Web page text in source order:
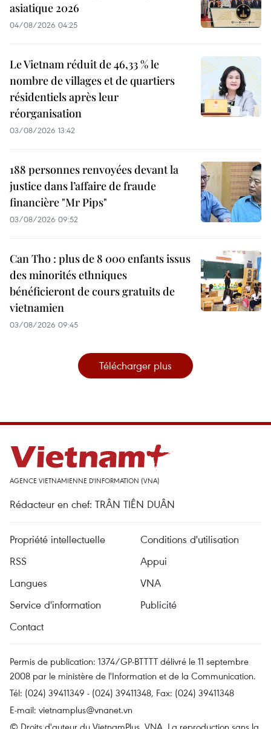
asiatique 2026
04/08/2026 04:25
Le Vietnam réduit de 46,33 % le
nombre de villages et de quartiers
résidentiels après leur
réorganisation
03/08/2026 13:42
188 personnes renvoyées devant la
justice dans l’affaire de fraude
financière "Mr Pips"
03/08/2026 09:52
Can Tho : plus de 8 000 enfants issus
des minorités ethniques
bénéficieront de cours gratuits de
vietnamien
03/08/2026 09:45
Télécharger plus
AGENCE VIETNAMIENNE D'INFORMATION (VNA)
Rédacteur en chef: TRÂN TIÊN DUÂN
Propriété intellectuelle
Conditions d'utilisation
RSS
Appui
Langues
VNA
Service d'information
Publicité
Contact
Permis de publication: 1374/GP-BTTTT délivré le 11 septembre
2008 par le ministère de l'Information et de la Communication.
Tél: (024) 39411349 - (024) 39411348, Fax: (024) 39411348
E-mail: vietnamplus@vnanet.vn
© Droits d'auteur du VietnamPlus, VNA. La reproduction sans la